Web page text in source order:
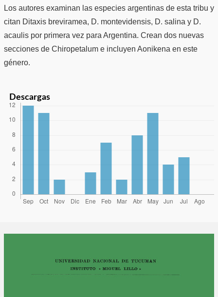
Los autores examinan las especies argentinas de esta tribu y
citan Ditaxis breviramea, D. montevidensis, D. salina y D.
acaulis por primera vez para Argentina. Crean dos nuevas
secciones de Chiropetalum e incluyen Aonikena en este
género.
Descargas